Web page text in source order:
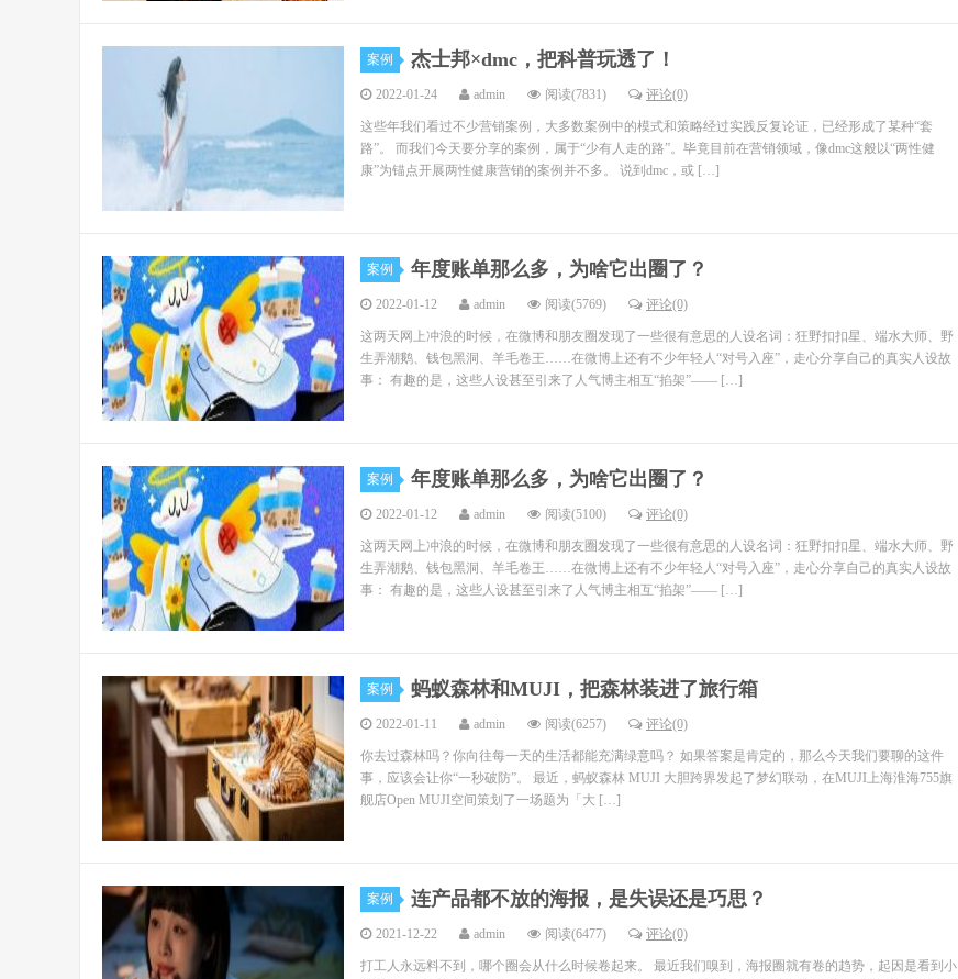
案例 杰士邦×dmc，把科普玩透了！
2022-01-24 admin 阅读(7831) 评论(0)
这些年我们看过不少营销案例，大多数案例中的模式和策略经过实践反复论证，已经形成了某种“套
路”。 而我们今天要分享的案例，属于“少有人走的路”。毕竟目前在营销领域，像dmc这般以“两性健
康”为锚点开展两性健康营销的案例并不多。 说到dmc，或 […]
案例 年度账单那么多，为啥它出圈了？
2022-01-12 admin 阅读(5769) 评论(0)
这两天网上冲浪的时候，在微博和朋友圈发现了一些很有意思的人设名词：狂野扣扣星、端水大师、野
生弄潮鹅、钱包黑洞、羊毛卷王……在微博上还有不少年轻人“对号入座”，走心分享自己的真实人设故
事： 有趣的是，这些人设甚至引来了人气博主相互“掐架”—— […]
案例 年度账单那么多，为啥它出圈了？
2022-01-12 admin 阅读(5100) 评论(0)
这两天网上冲浪的时候，在微博和朋友圈发现了一些很有意思的人设名词：狂野扣扣星、端水大师、野
生弄潮鹅、钱包黑洞、羊毛卷王……在微博上还有不少年轻人“对号入座”，走心分享自己的真实人设故
事： 有趣的是，这些人设甚至引来了人气博主相互“掐架”—— […]
案例 蚂蚁森林和MUJI，把森林装进了旅行箱
2022-01-11 admin 阅读(6257) 评论(0)
你去过森林吗？你向往每一天的生活都能充满绿意吗？ 如果答案是肯定的，那么今天我们要聊的这件
事，应该会让你“一秒破防”。 最近，蚂蚁森林 MUJI 大胆跨界发起了梦幻联动，在MUJI上海淮海755旗
舰店Open MUJI空间策划了一场题为「大 […]
案例 连产品都不放的海报，是失误还是巧思？
2021-12-22 admin 阅读(6477) 评论(0)
打工人永远料不到，哪个圈会从什么时候卷起来。 最近我们嗅到，海报圈就有卷的趋势，起因是看到小